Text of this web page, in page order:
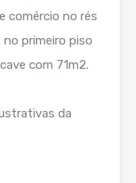
comércio no rés
primeiro piso
com 71m2.
da